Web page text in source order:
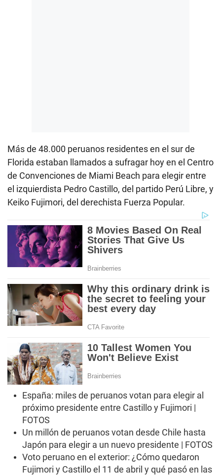
Más de 48.000 peruanos residentes en el sur de
Florida estaban llamados a sufragar hoy en el Centro
de Convenciones de Miami Beach para elegir entre
el izquierdista Pedro Castillo, del partido Perú Libre, y
Keiko Fujimori, del derechista Fuerza Popular.
España: miles de peruanos votan para elegir al
próximo presidente entre Castillo y Fujimori |
FOTOS
Un millón de peruanos votan desde Chile hasta
Japón para elegir a un nuevo presidente | FOTOS
Voto peruano en el exterior: ¿Cómo quedaron
Fujimori y Castillo el 11 de abril y qué pasó en las